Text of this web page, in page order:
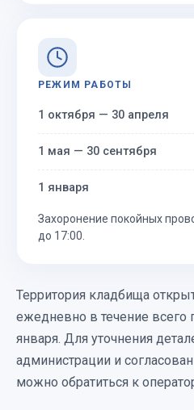
РЕЖИМ РАБОТЫ
1 октября — 30 апреля
1 мая — 30 сентября
1 января
Захоронение покойных
до 17:00.
Территория кладбища
ежедневно в течение всего
января. Для уточнения
администрации и
можно обратиться к